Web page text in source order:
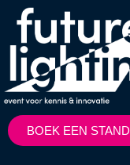
BOEK EEN STAND